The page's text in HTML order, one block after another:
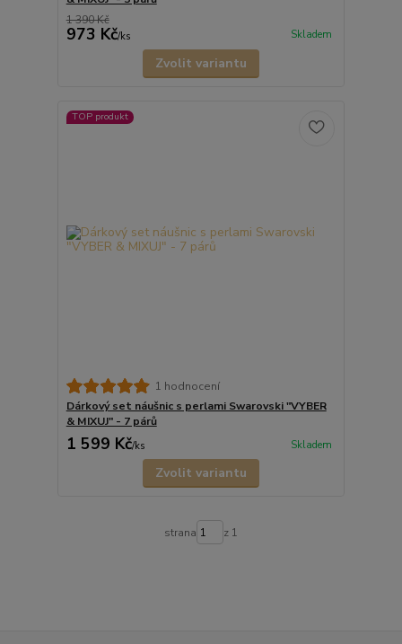
1 390 Kč
973 Kč/ks Skladem
Zvolit variantu
TOP produkt
1 hodnocení
Dárkový set náušnic s perlami Swarovski "VYBER
& MIXUJ" - 7 párů
1 599 Kč/ks Skladem
Zvolit variantu
strana z 1